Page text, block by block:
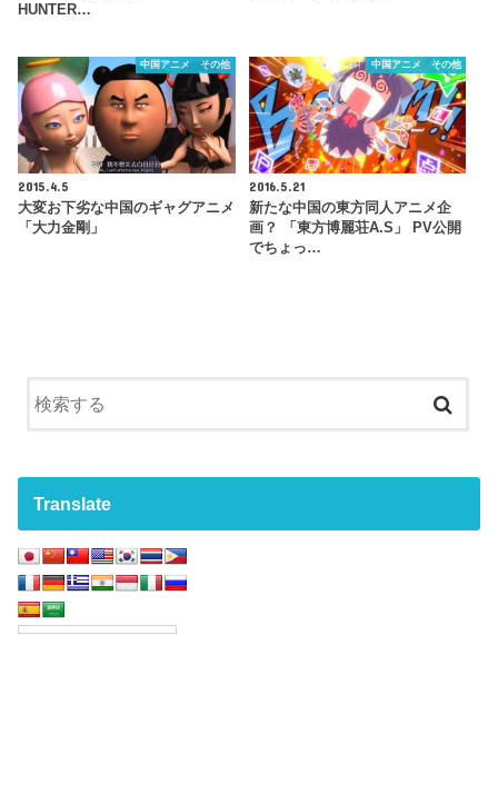
HUNTER…
中国アニメ その他
2015.4.5
大変お下劣な中国のギャグアニメ
「大力金剛」
中国アニメ その他
2016.5.21
新たな中国の東方同人アニメ企
画？ 「東方博麗荘A.S」 PV公開
でちょっ…
Translate